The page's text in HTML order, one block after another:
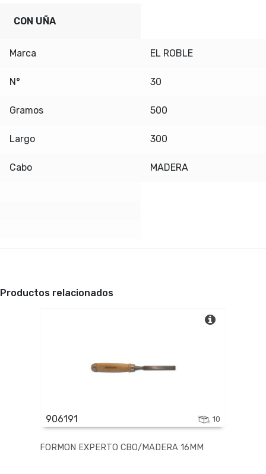
CON UÑA
Marca EL ROBLE
N° 30
Gramos 500
Largo 300
Cabo MADERA
Productos relacionados
906191 10
FORMON EXPERTO CBO/MADERA 16MM